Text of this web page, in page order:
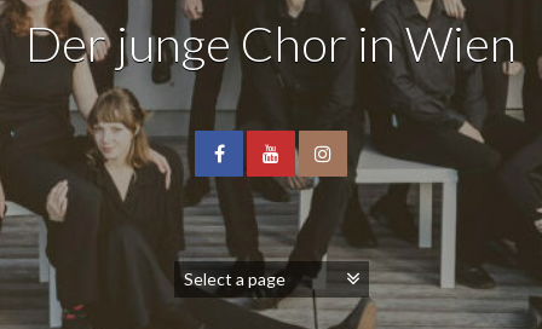
Der junge Chor in Wien